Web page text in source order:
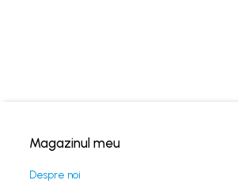
Magazinul meu
Despre noi